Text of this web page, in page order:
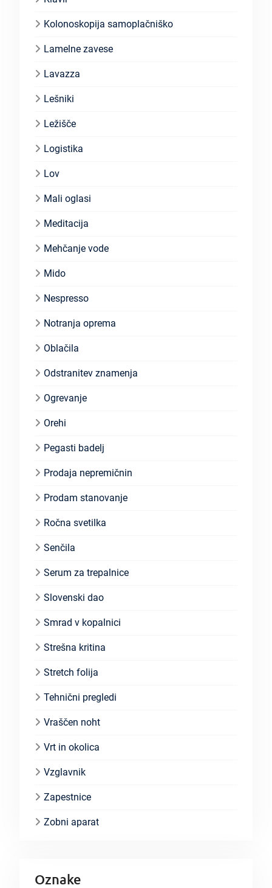
Kolonoskopija samoplačniško
Lamelne zavese
Lavazza
Lešniki
Ležišče
Logistika
Lov
Mali oglasi
Meditacija
Mehčanje vode
Mido
Nespresso
Notranja oprema
Oblačila
Odstranitev znamenja
Ogrevanje
Orehi
Pegasti badelj
Prodaja nepremičnin
Prodam stanovanje
Ročna svetilka
Senčila
Serum za trepalnice
Slovenski dao
Smrad v kopalnici
Strešna kritina
Stretch folija
Tehnični pregledi
Vraščen noht
Vrt in okolica
Vzglavnik
Zapestnice
Zobni aparat
Oznake